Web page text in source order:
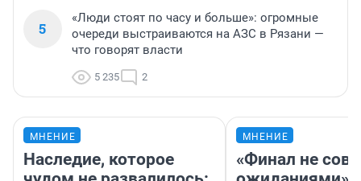
5
«Люди стоят по часу и больше»: огромные
очереди выстраиваются на АЗС в Рязани —
что говорят власти
5 235 2
МНЕНИЕ
Наследие, которое
МНЕНИЕ
«Финал не